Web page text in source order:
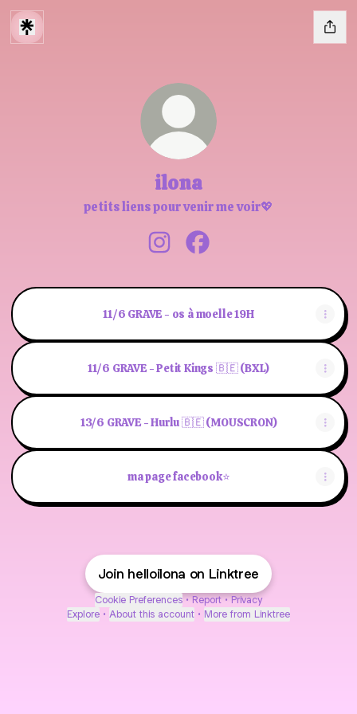
ilona
petits liens pour venir me voir💖
11/6 GRAVE - os à moelle 19H
11/6 GRAVE - Petit Kings 🇧🇪 (BXL)
13/6 GRAVE - Hurlu 🇧🇪 (MOUSCRON)
ma page facebook⭐️
Join helloilona on Linktree
Cookie Preferences • Report • Privacy
Explore • About this account • More from Linktree